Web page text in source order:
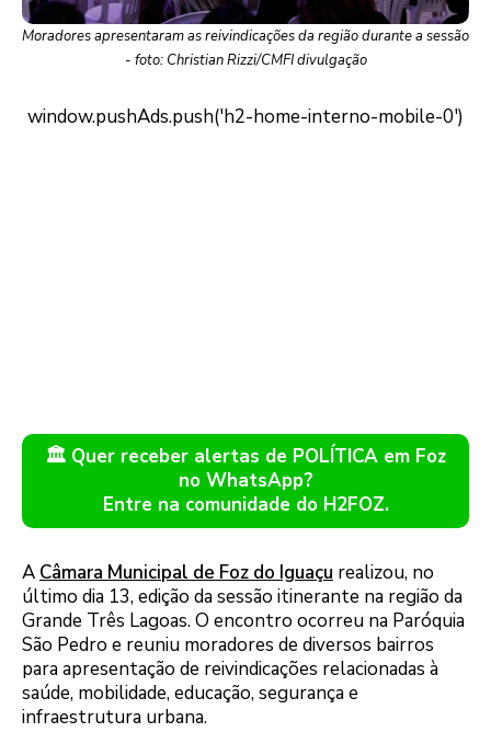
Moradores apresentaram as reivindicações da região durante a sessão
- foto: Christian Rizzi/CMFI divulgação
🏛️ Quer receber alertas de POLÍTICA em Foz
no WhatsApp?
Entre na comunidade do H2FOZ.
A Câmara Municipal de Foz do Iguaçu realizou, no
último dia 13, edição da sessão itinerante na região da
Grande Três Lagoas. O encontro ocorreu na Paróquia
São Pedro e reuniu moradores de diversos bairros
para apresentação de reivindicações relacionadas à
saúde, mobilidade, educação, segurança e
infraestrutura urbana.